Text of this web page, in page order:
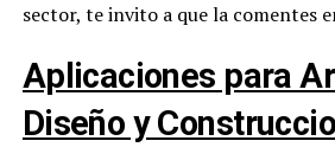
sector, te invito a que la comentes
Aplicaciones para
Diseño y